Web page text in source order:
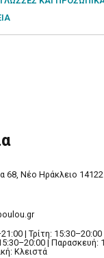
68, Νέο Ηράκλειο 14122
| Τρίτη:
| Παρασκευή:
Κλειστά